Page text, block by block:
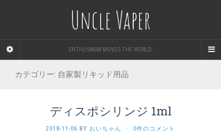
Uncle Vaper
ENTHUSIASM MOVES THE WORLD.
カテゴリー: 自家製リキッド用品
ディスポシリンジ 1ml
2018-11-06 BY おいちゃん · 0件のコメント